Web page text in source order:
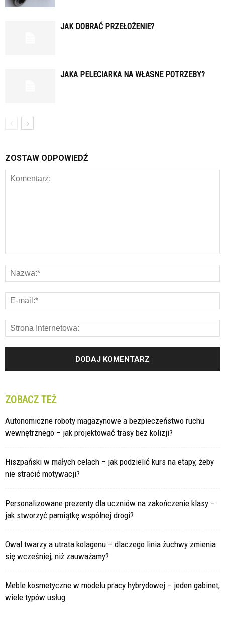
JAK DOBRAĆ PRZEŁOŻENIE?
JAKA PELECIARKA NA WŁASNE POTRZEBY?
ZOSTAW ODPOWIEDŹ
ZOBACZ TEŻ
Autonomiczne roboty magazynowe a bezpieczeństwo ruchu
wewnętrznego – jak projektować trasy bez kolizji?
Hiszpański w małych celach – jak podzielić kurs na etapy, żeby
nie stracić motywacji?
Personalizowane prezenty dla uczniów na zakończenie klasy –
jak stworzyć pamiątkę wspólnej drogi?
Owal twarzy a utrata kolagenu – dlaczego linia żuchwy zmienia
się wcześniej, niż zauważamy?
Meble kosmetyczne w modelu pracy hybrydowej – jeden gabinet,
wiele typów usług